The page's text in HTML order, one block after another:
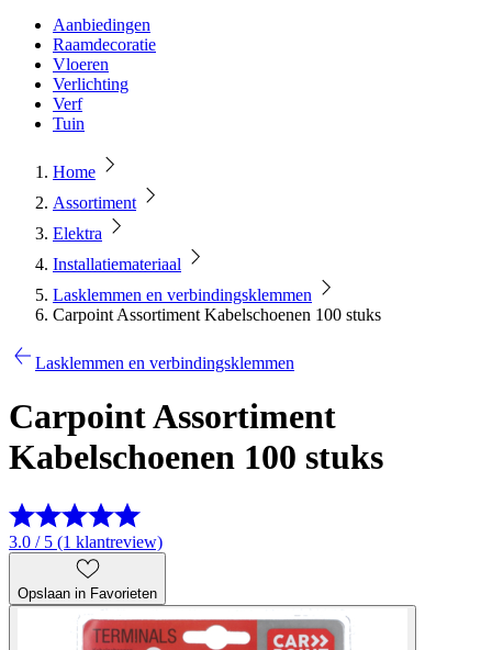
Aanbiedingen
Raamdecoratie
Vloeren
Verlichting
Verf
Tuin
Home
Assortiment
Elektra
Installatiemateriaal
Lasklemmen en verbindingsklemmen
Carpoint Assortiment Kabelschoenen 100 stuks
Lasklemmen en verbindingsklemmen
Carpoint Assortiment
Kabelschoenen 100 stuks
3.0 / 5 (1 klantreview)
Opslaan in Favorieten